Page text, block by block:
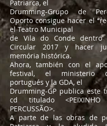
Patriarca, el
Drumming-Grupo de
Oporto consigue hacer el
el Teatro Municipal
de Vila do Conde dentro
Circular 2017 y hacer
memória histórica.
Ahora, también con el
festival, el ministerio
portugués y la GDA, el
Drumming-GP publica este
cd titulado <PEIXINHO
PERCUSSÃO>.
A parte de las obras de